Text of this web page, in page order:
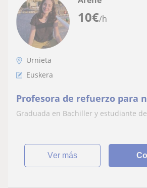
10€/h
Urnieta
Euskera
Profesora de refuerzo para
Graduada en Bachiller y estudiante
ver más